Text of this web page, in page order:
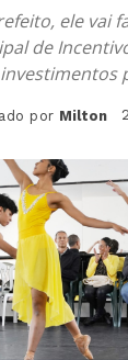
ele vai
de
investimentos
por Milton